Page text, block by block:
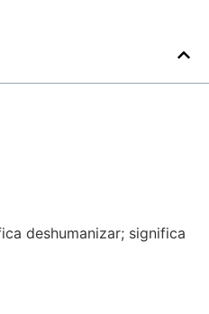
deshumanizar; significa